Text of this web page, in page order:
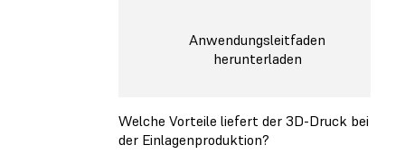
Anwendungsleitfaden
herunterladen
Welche Vorteile liefert der 3D-Druck bei
der Einlagenproduktion?